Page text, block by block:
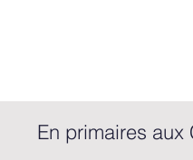
En primaires aux